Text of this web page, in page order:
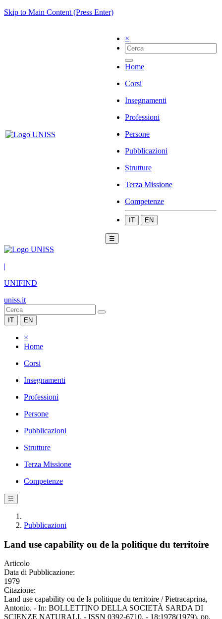
Skip to Main Content (Press Enter)
×
Home
Corsi
Insegnamenti
Professioni
Persone
Pubblicazioni
Strutture
Terza Missione
Competenze
IT EN
☰
|
UNIFIND
uniss.it
IT EN
×
Home
Corsi
Insegnamenti
Professioni
Persone
Pubblicazioni
Strutture
Terza Missione
Competenze
☰
Pubblicazioni
Land use capability ou de la politique du territoire
Articolo
Data di Pubblicazione:
1979
Citazione:
Land use capability ou de la politique du territoire / Pietracaprina,
Antonio. - In: BOLLETTINO DELLA SOCIETÀ SARDA DI
SCIENZE NATURALI. - ISSN 0392-6710. - 18:1978(1979), pp.